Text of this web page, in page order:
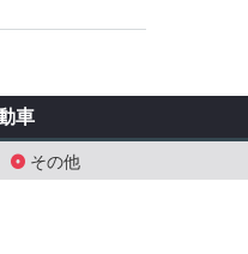
その他
車